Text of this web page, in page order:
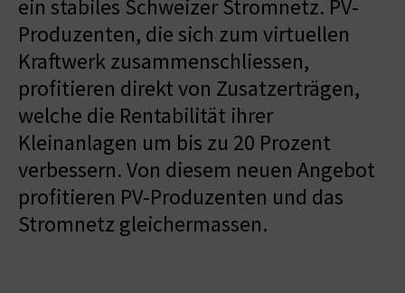
ein stabiles Schweizer Stromnetz. PV-
Produzenten, die sich zum virtuellen
Kraftwerk zusammenschliessen,
profitieren direkt von Zusatzerträgen,
welche die Rentabilität ihrer
Kleinanlagen um bis zu 20 Prozent
verbessern. Von diesem neuen Angebot
profitieren PV-Produzenten und das
Stromnetz gleichermassen.